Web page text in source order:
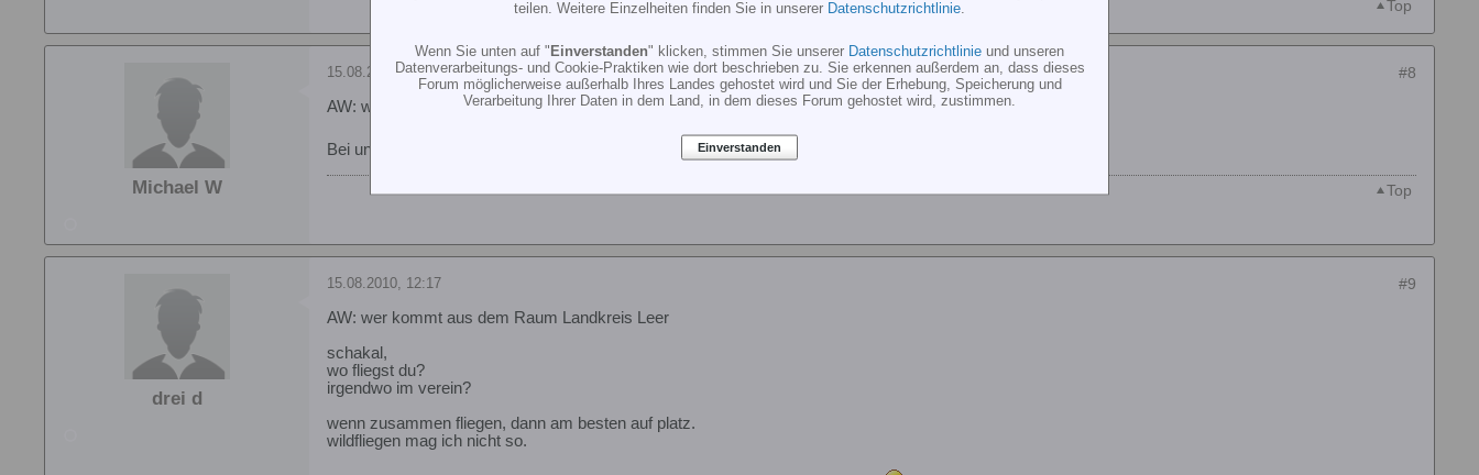
Top
Michael W
#8
15.08.2010, 12:13
AW: wer kommt aus dem Raum Landkreis Leer
Bei uns war noch nie einer von dort, die Ostfriesen drehen alle beim Kreuz Wenden um
Top
drei d
#9
15.08.2010, 12:17
AW: wer kommt aus dem Raum Landkreis Leer
schakal,
wo fliegst du?
irgendwo im verein?
wenn zusammen fliegen, dann am besten auf platz.
wildfliegen mag ich nicht so.
teilen. Weitere Einzelheiten finden Sie in unserer Datenschutzrichtlinie
Wenn Sie unten auf "Einverstanden" klicken, stimmen Sie unserer Datenschutzrichtlinie und unseren
Datenverarbeitungs- und Cookie-Praktiken wie dort beschrieben zu. Sie erkennen außerdem an, dass dieses
Forum möglicherweise außerhalb Ihres Landes gehostet wird und Sie der Erhebung, Speicherung und
Verarbeitung Ihrer Daten in dem Land, in dem dieses Forum gehostet wird, zustimmen.
Einverstanden